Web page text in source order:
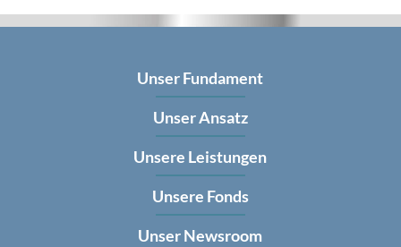
Unser Fundament
Unser Ansatz
Unsere Leistungen
Unsere Fonds
Unser Newsroom